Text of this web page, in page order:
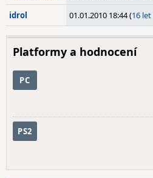
idrol 01.01.2010 18:44 (16
Platformy a hodnocení
PC
PS2